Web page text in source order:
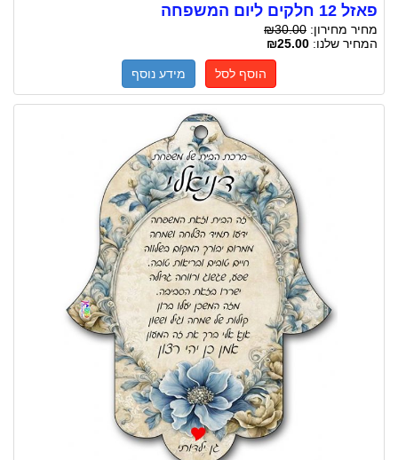
פאזל 12 חלקים ליום המשפחה
מחיר מחירון: ₪30.00
המחיר שלנו: ₪25.00
הוסף לסל מידע נוסף